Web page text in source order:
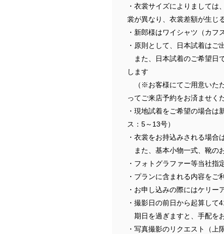
・衣裳サイズによりまして
裳が異なり、衣裳差額が生じ
・新郎様はワイシャツ（カ
・原則として、日本試着は
また、日本試着のご希望日
します
（※お客様にてご用意いた
ってご来店予約をお済ませく
・現地試着をご希望の場合
ス：5～13号）
・衣裳をお持込みされる場
また、基本小物一式、靴の
・フォトグラファー等当社
・プランに含まれる内容を
・お申し込みの際にはケリー
・撮影日の前日から起算し
期日を過ぎますと、手配を
・写真撮影のリクエスト（